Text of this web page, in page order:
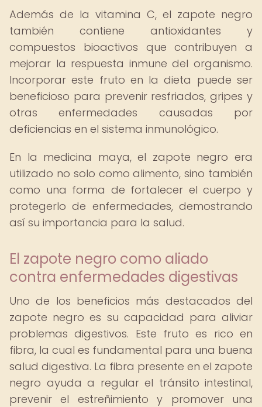
Además de la vitamina C, el zapote negro
también contiene antioxidantes y
compuestos bioactivos que contribuyen a
mejorar la respuesta inmune del organismo.
Incorporar este fruto en la dieta puede ser
beneficioso para prevenir resfriados, gripes y
otras enfermedades causadas por
deficiencias en el sistema inmunológico.
En la medicina maya, el zapote negro era
utilizado no solo como alimento, sino también
como una forma de fortalecer el cuerpo y
protegerlo de enfermedades, demostrando
así su importancia para la salud.
El zapote negro como aliado
contra enfermedades digestivas
Uno de los beneficios más destacados del
zapote negro es su capacidad para aliviar
problemas digestivos. Este fruto es rico en
fibra, la cual es fundamental para una buena
salud digestiva. La fibra presente en el zapote
negro ayuda a regular el tránsito intestinal,
prevenir el estreñimiento y promover una